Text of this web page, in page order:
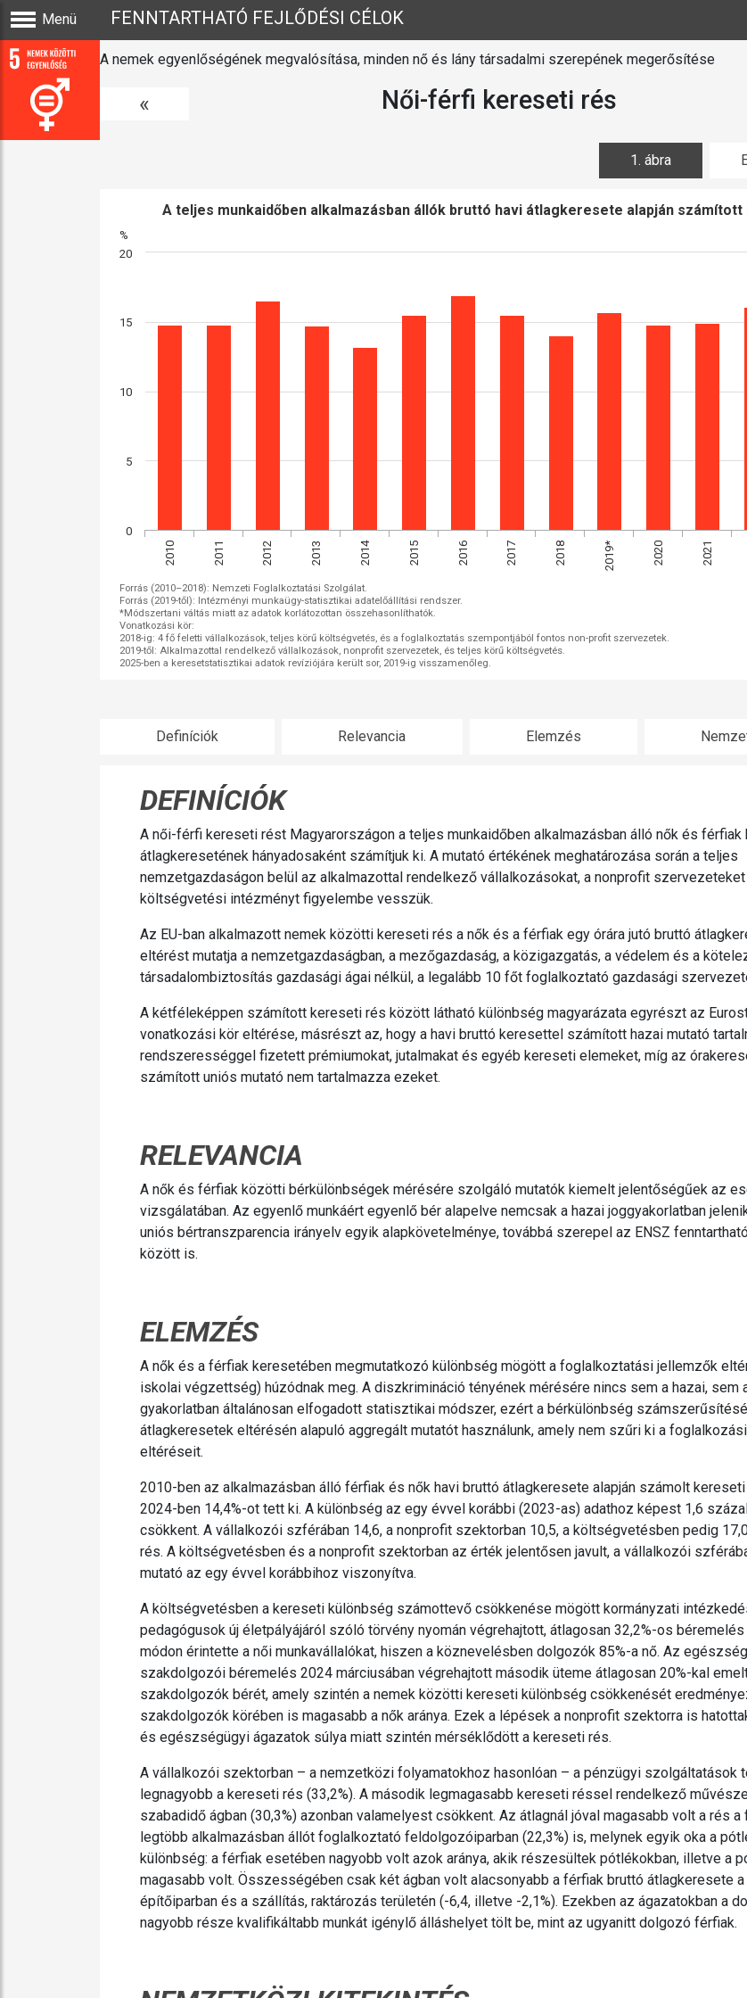
Menü FENNTARTHATÓ FEJLŐDÉSI CÉLOK
A nemek egyenlőségének megvalósítása, minden nő és lány társadalmi szerepének megerősítése
« Női-férfi kereseti rés
1. ábra
%
A teljes munkaidőben alkalmazásban állók bruttó havi átlagkeresete alapján
Forrás (2010–2018): Nemzeti Foglalkoztatási Szolgálat.
Forrás (2019-től): Intézményi munkaügy-statisztikai adatelőállítási rendszer.
*Módszertani váltás miatt az adatok korlátozottan összehasonlíthatók.
Vonatkozási kör:
2018-ig: 4 fő feletti vállalkozások, teljes körű költségvetés, és a foglalkoztatás szempontjából fontos non-profit szervezetek.
2019-től: Alkalmazottal rendelkező vállalkozások, nonprofit szervezetek, és teljes körű költségvetés.
2025-ben a keresetstatisztikai adatok revíziójára került sor, 2019-ig visszamenőleg.
2010 2011 2012 2013 2014 2015 2016 2017 2018 2019* 2020 2021
0
5
10
15
20
Definíciók Relevancia Elemzés
DEFINÍCIÓK
A női-férfi kereseti rést Magyarországon a teljes munkaidőben alkalmazásban álló nők és férfiak
átlagkeresetének hányadosaként számítjuk ki. A mutató értékének meghatározása során a teljes
nemzetgazdaságon belül az alkalmazottal rendelkező vállalkozásokat, a nonprofit
költségvetési intézményt figyelembe vesszük.
Az EU-ban alkalmazott nemek közötti kereseti rés a nők és a férfiak egy órára jutó bruttó
eltérést mutatja a nemzetgazdaságban, a mezőgazdaság, a közigazgatás, a védelem és a
társadalombiztosítás gazdasági ágai nélkül, a legalább 10 főt foglalkoztató gazdasági
A kétféleképpen számított kereseti rés között látható különbség magyarázata egyrészt az
vonatkozási kör eltérése, másrészt az, hogy a havi bruttó keresettel számított hazai mutató
rendszerességgel fizetett prémiumokat, jutalmakat és egyéb kereseti elemeket, míg az
számított uniós mutató nem tartalmazza ezeket.
RELEVANCIA
A nők és férfiak közötti bérkülönbségek mérésére szolgáló mutatók kiemelt jelentőségűek az
vizsgálatában. Az egyenlő munkáért egyenlő bér alapelve nemcsak a hazai joggyakorlatban
uniós bértranszparencia irányelv egyik alapkövetelménye, továbbá szerepel az ENSZ
között is.
ELEMZÉS
A nők és a férfiak keresetében megmutatkozó különbség mögött a foglalkoztatási jellemzők
iskolai végzettség) húzódnak meg. A diszkrimináció tényének mérésére nincs sem a hazai, sem
gyakorlatban általánosan elfogadott statisztikai módszer, ezért a bérkülönbség
átlagkeresetek eltérésén alapuló aggregált mutatót használunk, amely nem szűri ki a
eltéréseit.
2010-ben az alkalmazásban álló férfiak és nők havi bruttó átlagkeresete alapján számolt
2024-ben 14,4%-ot tett ki. A különbség az egy évvel korábbi (2023-as) adathoz képest 1,6
csökkent. A vállalkozói szférában 14,6, a nonprofit szektorban 10,5, a költségvetésben pedig
rés. A költségvetésben és a nonprofit szektorban az érték jelentősen javult, a vállalkozói
mutató az egy évvel korábbihoz viszonyítva.
A költségvetésben a kereseti különbség számottevő csökkenése mögött kormányzati
pedagógusok új életpályájáról szóló törvény nyomán végrehajtott, átlagosan 32,2%-os
módon érintette a női munkavállalókat, hiszen a köznevelésben dolgozók 85%-a nő. Az
szakdolgozói béremelés 2024 márciusában végrehajtott második üteme átlagosan 20%-kal
szakdolgozók bérét, amely szintén a nemek közötti kereseti különbség csökkenését
szakdolgozók körében is magasabb a nők aránya. Ezek a lépések a nonprofit szektorra is
és egészségügyi ágazatok súlya miatt szintén mérséklődött a kereseti rés.
A vállalkozói szektorban – a nemzetközi folyamatokhoz hasonlóan – a pénzügyi szolgáltatások
legnagyobb a kereseti rés (33,2%). A második legmagasabb kereseti réssel rendelkező
szabadidő ágban (30,3%) azonban valamelyest csökkent. Az átlagnál jóval magasabb volt a rés a
legtöbb alkalmazásban állót foglalkoztató feldolgozóiparban (22,3%) is, melynek egyik oka a
különbség: a férfiak esetében nagyobb volt azok aránya, akik részesültek pótlékokban, illetve a
magasabb volt. Összességében csak két ágban volt alacsonyabb a férfiak bruttó átlagkeresete a
építőiparban és a szállítás, raktározás területén (-6,4, illetve -2,1%). Ezekben az ágazatokban a
nagyobb része kvalifikáltabb munkát igénylő álláshelyet tölt be, mint az ugyanitt dolgozó férfiak.